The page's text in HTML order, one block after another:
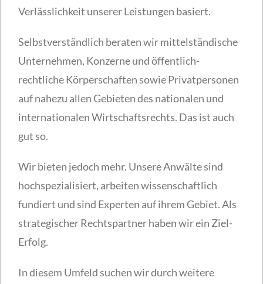
Verlässlichkeit unserer Leistungen basiert.
Selbstverständlich beraten wir mittelständische
Unternehmen, Konzerne und öffentlich-
rechtliche Körperschaften sowie Privatpersonen
auf nahezu allen Gebieten des nationalen und
internationalen Wirtschaftsrechts. Das ist auch
gut so.
Wir bieten jedoch mehr. Unsere Anwälte sind
hochspezialisiert, arbeiten wissenschaftlich
fundiert und sind Experten auf ihrem Gebiet. Als
strategischer Rechtspartner haben wir ein Ziel-
Erfolg.
In diesem Umfeld suchen wir durch weitere